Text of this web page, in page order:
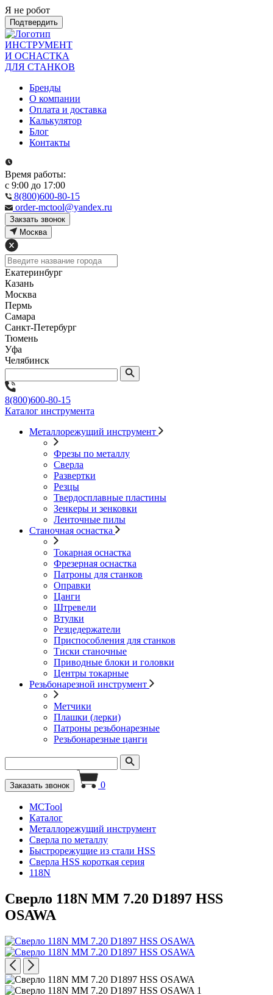
Я не робот
Подтвердить
ИНСТРУМЕНТ
И ОСНАСТКА
ДЛЯ СТАНКОВ
Бренды
О компании
Оплата и доставка
Калькулятор
Блог
Контакты
Время работы:
с 9:00 до 17:00
8(800)600-80-15
order-mctool@yandex.ru
Закзать звонок
Москва
Екатеринбург
Казань
Москва
Пермь
Самара
Санкт-Петербург
Тюмень
Уфа
Челябинск
8(800)600-80-15
Каталог инструмента
Металлорежущий инструмент
Фрезы по металлу
Сверла
Развертки
Резцы
Твердосплавные пластины
Зенкеры и зенковки
Ленточные пилы
Станочная оснастка
Токарная оснастка
Фрезерная оснастка
Патроны для станков
Оправки
Цанги
Штревели
Втулки
Резцедержатели
Приспособления для станков
Тиски станочные
Приводные блоки и головки
Центры токарные
Резьбонарезной инструмент
Метчики
Плашки (лерки)
Патроны резьбонарезные
Резьбонарезные цанги
Заказать звонок 0
MCTool
Каталог
Металлорежущий инструмент
Сверла по металлу
Быстрорежущие из стали HSS
Сверла HSS короткая серия
118N
Сверло 118N MM 7.20 D1897 HSS
OSAWA